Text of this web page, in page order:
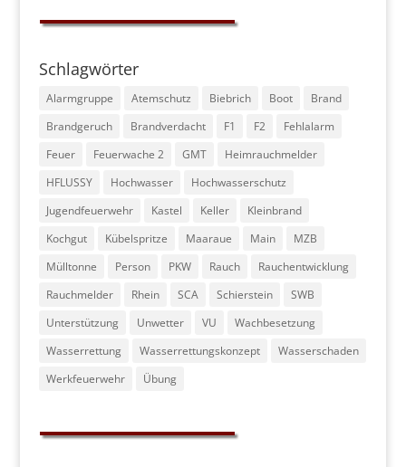
Schlagwörter
Alarmgruppe Atemschutz Biebrich Boot
Brand
Brandgeruch
Brandverdacht F1 F2
Fehlalarm
Feuer
Feuerwache 2 GMT
Heimrauchmelder
HFLUSSY
Hochwasser
Hochwasserschutz
Jugendfeuerwehr
Kastel Keller
Kleinbrand
Kochgut
Kübelspritze Maaraue Main
MZB
Mülltonne
Person PKW Rauch
Rauchentwicklung
Rauchmelder
Rhein SCA Schierstein
SWB
Unterstützung
Unwetter VU
Wachbesetzung
Wasserrettung
Wasserrettungskonzept
Wasserschaden
Werkfeuerwehr
Übung